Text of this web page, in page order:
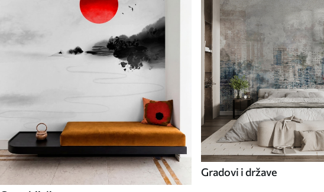
Gradovi i države